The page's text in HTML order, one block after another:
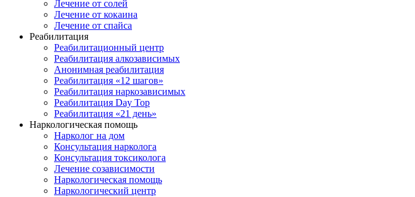
Лечение от солей
Лечение от кокаина
Лечение от спайса
Реабилитация
Реабилитационный центр
Реабилитация алкозависимых
Анонимная реабилитация
Реабилитация «12 шагов»
Реабилитация наркозависимых
Реабилитация Day Top
Реабилитация «21 день»
Наркологическая помощь
Нарколог на дом
Консультация нарколога
Консультация токсиколога
Лечение созависимости
Наркологическая помощь
Наркологический центр